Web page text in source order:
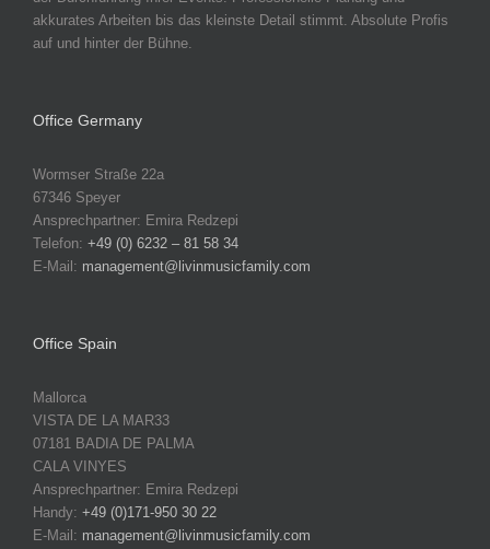
akkurates Arbeiten bis das kleinste Detail stimmt. Absolute Profis
auf und hinter der Bühne.
Office Germany
Wormser Straße 22a
67346 Speyer
Ansprechpartner: Emira Redzepi
Telefon: +49 (0) 6232 – 81 58 34
E-Mail: management@livinmusicfamily.com
Office Spain
Mallorca
VISTA DE LA MAR33
07181 BADIA DE PALMA
CALA VINYES
Ansprechpartner: Emira Redzepi
Handy: +49 (0)171-950 30 22
E-Mail: management@livinmusicfamily.com